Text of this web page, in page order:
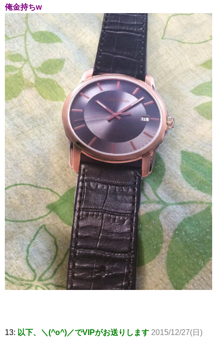
俺金持ちw
13: 以下、＼(^o^)／でVIPがお送りします 2015/12/27(日)